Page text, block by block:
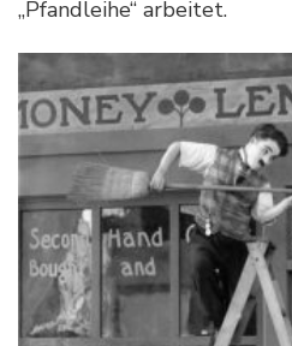
„Pfandleihe“ arbeitet.